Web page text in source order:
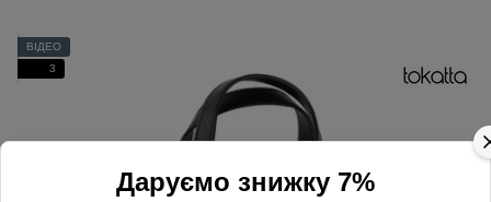
Даруємо знижку 7%
ВІДЕО
3